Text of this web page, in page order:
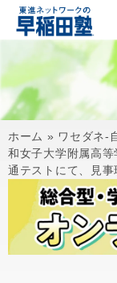
ホーム » ワセダネ-
和女子大学附属高
通テストにて、見事